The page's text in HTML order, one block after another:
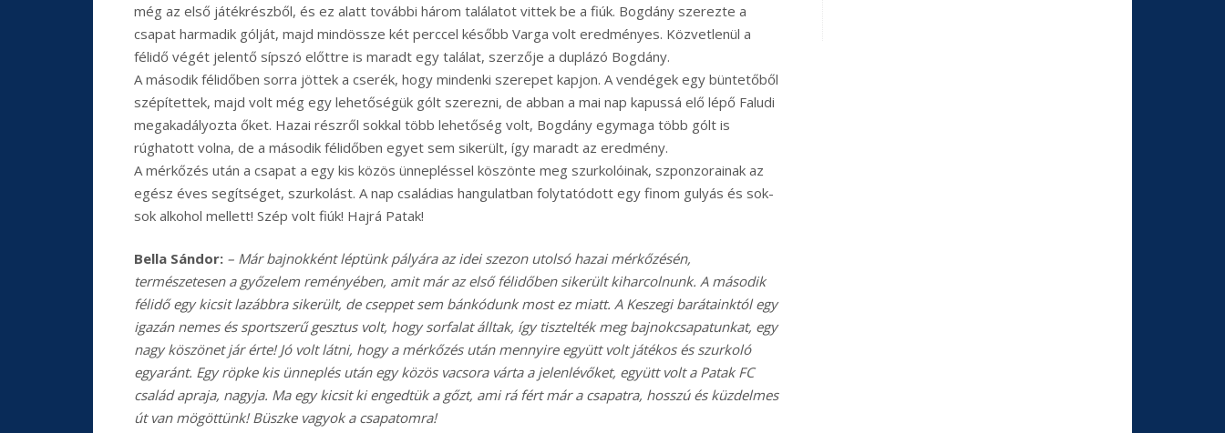
még az első játékrészből, és ez alatt további három találatot vittek be a fiúk. Bogdány szerezte a
csapat harmadik gólját, majd mindössze két perccel később Varga volt eredményes. Közvetlenül a
félidő végét jelentő sípszó előttre is maradt egy találat, szerzője a duplázó Bogdány.
A második félidőben sorra jöttek a cserék, hogy mindenki szerepet kapjon. A vendégek egy büntetőből
szépítettek, majd volt még egy lehetőségük gólt szerezni, de abban a mai nap kapussá elő lépő Faludi
megakadályozta őket. Hazai részről sokkal több lehetőség volt, Bogdány egymaga több gólt is
rúghatott volna, de a második félidőben egyet sem sikerült, így maradt az eredmény.
A mérkőzés után a csapat a egy kis közös ünnepléssel köszönte meg szurkolóinak, szponzorainak az
egész éves segítséget, szurkolást. A nap családias hangulatban folytatódott egy finom gulyás és sok-
sok alkohol mellett! Szép volt fiúk! Hajrá Patak!
Bella Sándor: – Már bajnokként léptünk pályára az idei szezon utolsó hazai mérkőzésén,
természetesen a győzelem reményében, amit már az első félidőben sikerült kiharcolnunk. A második
félidő egy kicsit lazábbra sikerült, de cseppet sem bánkódunk most ez miatt. A Keszegi barátainktól egy
igazán nemes és sportszerű gesztus volt, hogy sorfalat álltak, így tisztelték meg bajnokcsapatunkat, egy
nagy köszönet jár érte! Jó volt látni, hogy a mérkőzés után mennyire együtt volt játékos és szurkoló
egyaránt. Egy röpke kis ünneplés után egy közös vacsora várta a jelenlévőket, együtt volt a Patak FC
család apraja, nagyja. Ma egy kicsit ki engedtük a gőzt, ami rá fért már a csapatra, hosszú és küzdelmes
út van mögöttünk! Büszke vagyok a csapatomra!